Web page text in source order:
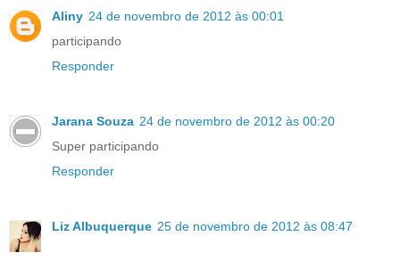
Aliny 24 de novembro de 2012 às 00:01
participando
Responder
Jarana Souza 24 de novembro de 2012 às 00:20
Super participando
Responder
Liz Albuquerque 25 de novembro de 2012 às 08:47